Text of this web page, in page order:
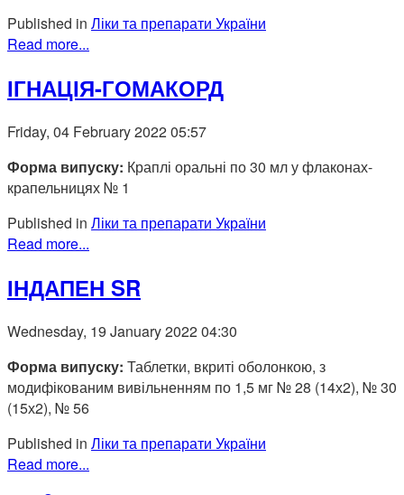
Published in Ліки та препарати України
Read more...
ІГНАЦІЯ-ГОМАКОРД
Friday, 04 February 2022 05:57
Форма випуску: Краплі оральні по 30 мл у флаконах-
крапельницях № 1
Published in Ліки та препарати України
Read more...
ІНДАПЕН SR
Wednesday, 19 January 2022 04:30
Форма випуску: Таблетки, вкриті оболонкою, з
модифікованим вивільненням по 1,5 мг № 28 (14х2), № 30
(15х2), № 56
Published in Ліки та препарати України
Read more...